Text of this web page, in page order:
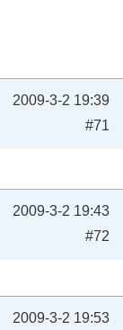
2009-3-2 19:39
#71
2009-3-2 19:43
#72
2009-3-2 19:53